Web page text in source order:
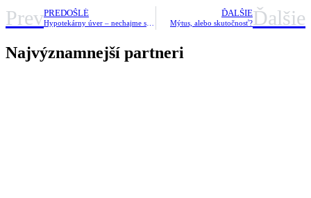
PrevPREDOŠLÉ ĎALŠIE
Mýtus, alebo skutočnosť?Ďalšie
Najvýznamnejší partneri